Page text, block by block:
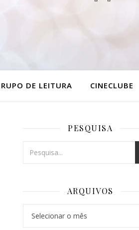
DE LEITURA CINECLUBE
PESQUISA
ARQUIVOS